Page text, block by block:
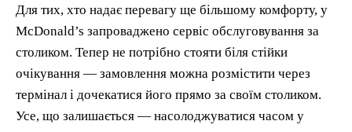
Для тих, хто надає перевагу ще більшому комфорту, у
McDonald’s запроваджено сервіс обслуговування за
столиком. Тепер не потрібно стояти біля стійки
очікування — замовлення можна розмістити через
термінал і дочекатися його прямо за своїм столиком.
Усе, що залишається — насолоджуватися часом у